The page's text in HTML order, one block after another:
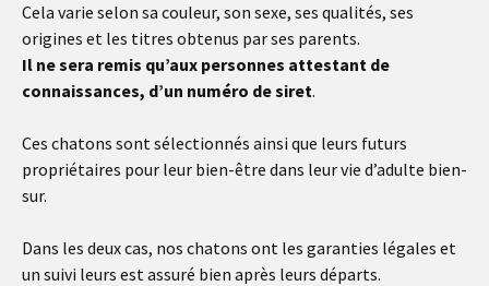
Cela varie selon sa couleur, son sexe, ses qualités, ses
origines et les titres obtenus par ses parents.
Il ne sera remis qu’aux personnes attestant de
connaissances, d’un numéro de siret.
Ces chatons sont sélectionnés ainsi que leurs futurs
propriétaires pour leur bien-être dans leur vie d’adulte bien-
sur.
Dans les deux cas, nos chatons ont les garanties légales et
un suivi leurs est assuré bien après leurs départs.